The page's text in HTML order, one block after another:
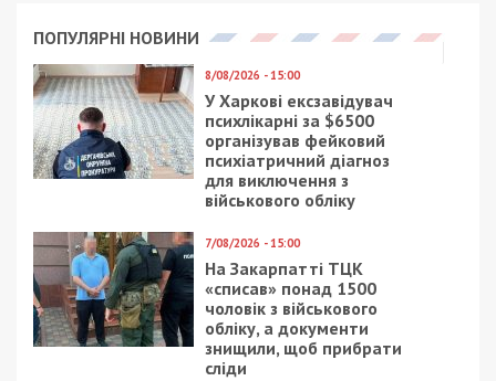
ПОПУЛЯРНІ НОВИНИ
8/08/2026 - 15:00
У Харкові ексзавідувач
психлікарні за $6500
організував фейковий
психіатричний діагноз
для виключення з
військового обліку
7/08/2026 - 15:00
На Закарпатті ТЦК
«списав» понад 1500
чоловік з військового
обліку, а документи
знищили, щоб прибрати
сліди